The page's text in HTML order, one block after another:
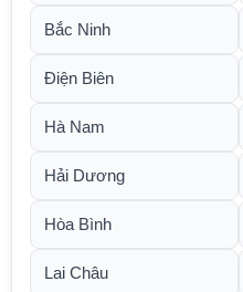
Bắc Ninh
Điện Biên
Hà Nam
Hải Dương
Hòa Bình
Lai Châu